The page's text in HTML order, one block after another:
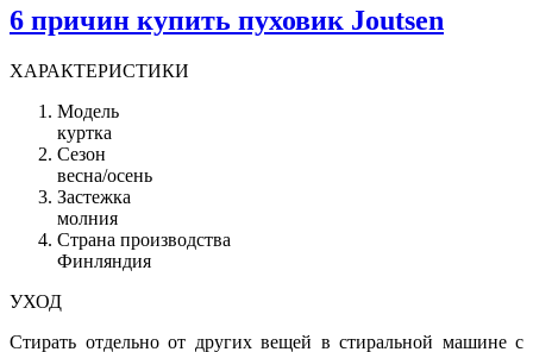
6 причин купить пуховик Joutsen
ХАРАКТЕРИСТИКИ
Модель
куртка
Сезон
весна/осень
Застежка
молния
Страна производства
Финляндия
УХОД
Стирать отдельно от других вещей в стиральной машине с